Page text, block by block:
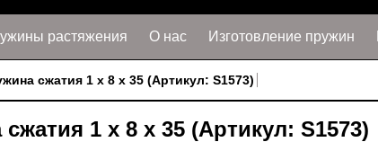
растяжения О нас Изготовление пружин
сжатия 1 х 8 х 35 (Артикул: S1573)
1 х 8 х 35 (Артикул: S1573)